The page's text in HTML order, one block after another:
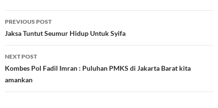
Post
navigation
PREVIOUS POST
Jaksa Tuntut Seumur Hidup Untuk Syifa
NEXT POST
Kombes Pol Fadil Imran : Puluhan PMKS di Jakarta Barat kita
amankan